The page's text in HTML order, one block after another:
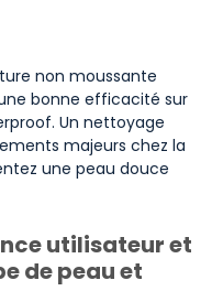
non moussante
bonne efficacité sur
Un nettoyage
majeurs chez la
une peau douce
utilisateur et
de peau et